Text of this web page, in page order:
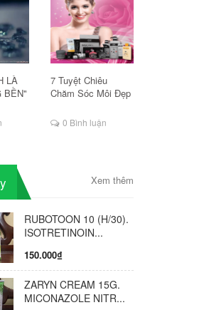
LÀ
BỀN"
7 Tuyệt Chiêu
Chăm Sóc Môi Đẹp
0 Bình luận
Xem thêm
RUBOTOON 10 (H/30).
ISOTRETINOIN...
150.000₫
ZARYN CREAM 15G.
MICONAZOLE NITR...